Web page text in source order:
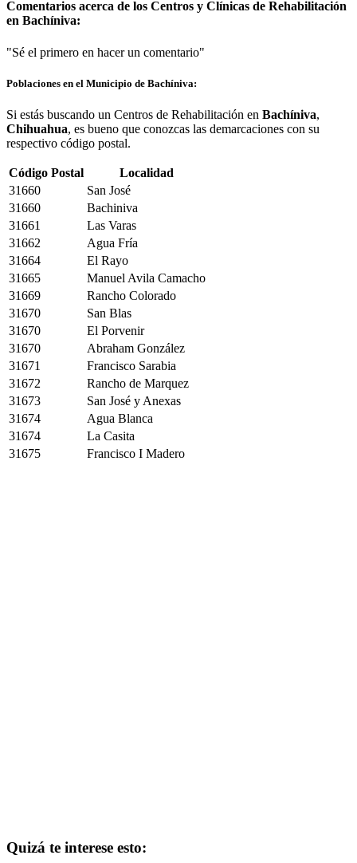
Comentarios acerca de los Centros y Clínicas de Rehabilitación
en Bachíniva:
"Sé el primero en hacer un comentario"
Poblaciones en el Municipio de Bachíniva:
Si estás buscando un Centros de Rehabilitación en Bachíniva,
Chihuahua, es bueno que conozcas las demarcaciones con su
respectivo código postal.
Código Postal
Localidad
31660
San José
31660
Bachiniva
31661
Las Varas
31662
Agua Fría
31664
El Rayo
31665
Manuel Avila Camacho
31669
Rancho Colorado
31670
San Blas
31670
El Porvenir
31670
Abraham González
31671
Francisco Sarabia
31672
Rancho de Marquez
31673
San José y Anexas
31674
Agua Blanca
31674
La Casita
31675
Francisco I Madero
Quizá te interese esto: